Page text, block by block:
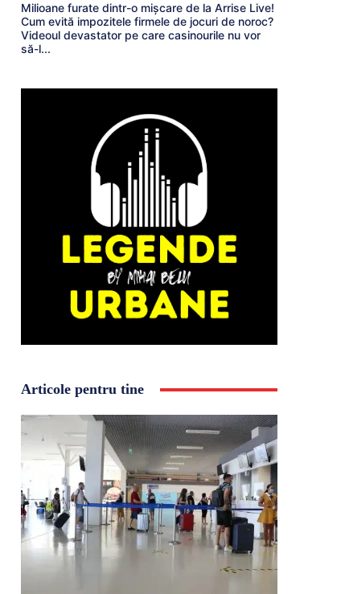
Milioane furate dintr-o mișcare de la Arrise Live!
Cum evită impozitele firmele de jocuri de noroc?
Videoul devastator pe care casinourile nu vor
să-l...
Articole pentru tine